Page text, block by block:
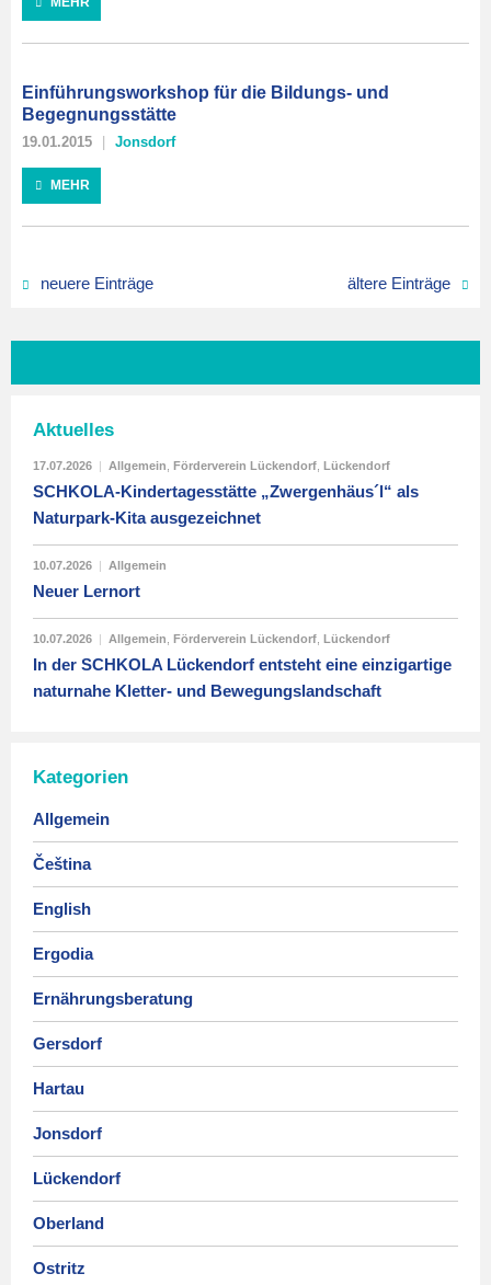
Einführungsworkshop für die Bildungs- und
Begegnungsstätte
19.01.2015 Jonsdorf
MEHR
neuere Einträge ältere Einträge
Aktuelles
17.07.2026 | Allgemein Förderverein Lückendorf Lückendorf
SCHKOLA-Kindertagesstätte „Zwergenhäus´l“ als
Naturpark-Kita ausgezeichnet
10.07.2026 | Allgemein
Neuer Lernort
10.07.2026 | Allgemein Förderverein Lückendorf Lückendorf
In der SCHKOLA Lückendorf entsteht eine einzigartige
naturnahe Kletter- und Bewegungslandschaft
Kategorien
Allgemein
Čeština
English
Ergodia
Ernährungsberatung
Gersdorf
Hartau
Jonsdorf
Lückendorf
Oberland
Ostritz